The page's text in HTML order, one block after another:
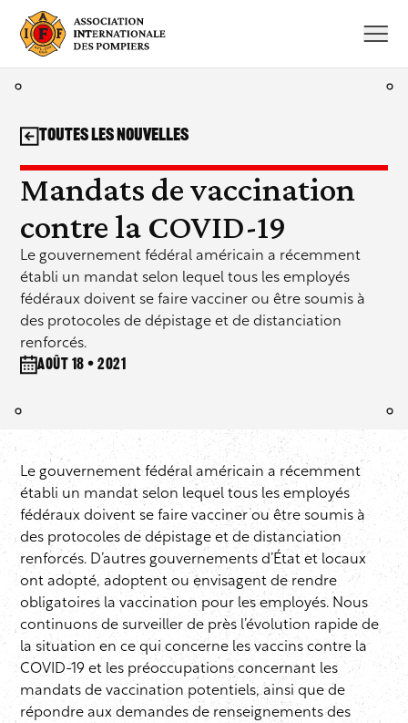
contenu
Mandats de vaccination
contre la COVID-19
Le gouvernement fédéral américain a récemment
établi un mandat selon lequel tous les employés
fédéraux doivent se faire vacciner ou être soumis à
des protocoles de dépistage et de distanciation
renforcés.
août 18 • 2021
Toutes les nouvelles
Le gouvernement fédéral américain a récemment
établi un mandat selon lequel tous les employés
fédéraux doivent se faire vacciner ou être soumis à
des protocoles de dépistage et de distanciation
renforcés. D’autres gouvernements d’État et locaux
ont adopté, adoptent ou envisagent de rendre
obligatoires la vaccination pour les employés. Nous
continuons de surveiller de près l’évolution rapide de
la situation en ce qui concerne les vaccins contre la
COVID-19 et les préoccupations concernant les
mandats de vaccination potentiels, ainsi que de
répondre aux demandes de renseignements des